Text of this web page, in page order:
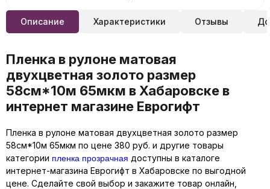
Описание Характеристики Отзывы
Пленка в рулоне матовая
двухцветная золото размер
58см*10м 65мкм в Хабаровске в
интернет магазине Еврогифт
Пленка в рулоне матовая двухцветная золото размер
58см*10м 65мкм по цене 380 руб. и другие товары
категории пленка прозрачная доступны в каталоге
интернет-магазина Еврогифт в Хабаровске по выгодной
цене. Сделайте свой выбор и закажите товар онлайн,